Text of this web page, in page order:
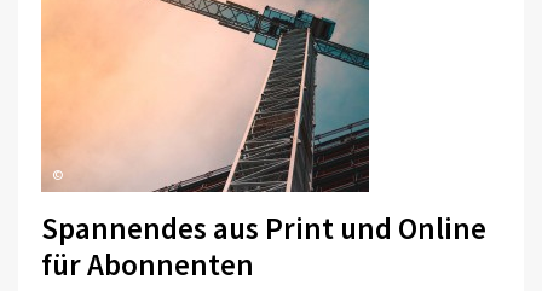
©
Spannendes aus Print und Online
für Abonnenten